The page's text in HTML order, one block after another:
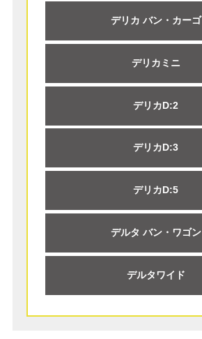
デリカ バン・カーゴ
デリカミニ
デリカD:2
デリカD:3
デリカD:5
デルタ バン・ワゴン
デルタワイド